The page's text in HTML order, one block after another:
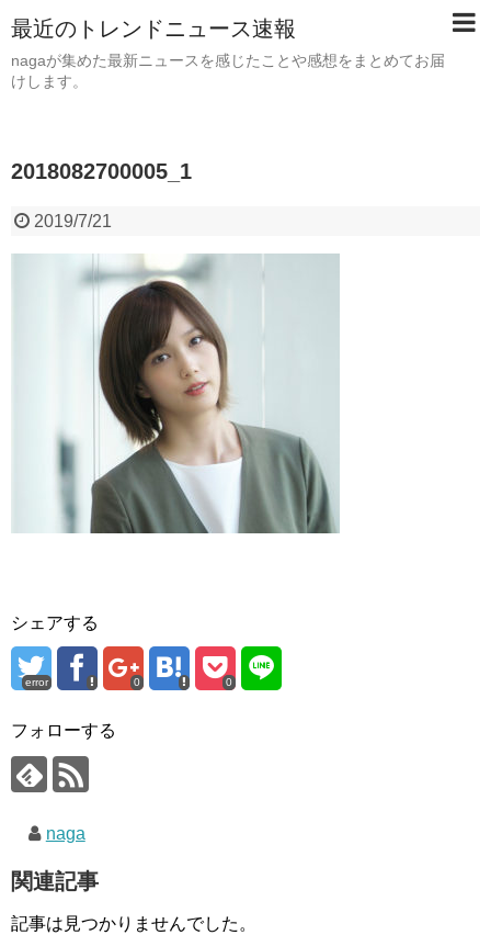
最近のトレンドニュース速報
nagaが集めた最新ニュースを感じたことや感想をまとめてお届
けします。
2018082700005_1
2019/7/21
シェアする
error 0 0
フォローする
naga
関連記事
記事は見つかりませんでした。